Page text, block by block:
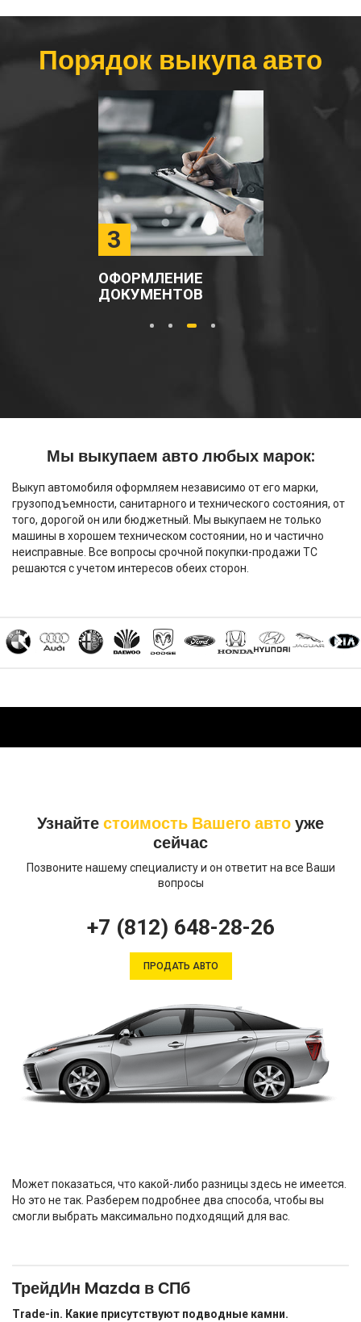
Порядок выкупа авто
3
ОФОРМЛЕНИЕ
ДОКУМЕНТОВ
1 2 3 4
Мы выкупаем авто любых марок:
Выкуп автомобиля оформляем независимо от его марки,
грузоподъемности, санитарного и технического состояния, от
того, дорогой он или бюджетный. Мы выкупаем не только
машины в хорошем техническом состоянии, но и частично
неисправные. Все вопросы срочной покупки-продажи ТС
решаются с учетом интересов обеих сторон.
Узнайтестоимость Вашего автоуже
сейчас
Позвоните нашему специалисту и он ответит на все Ваши
вопросы
+7 (812) 648-28-26
ПРОДАТЬ АВТО
Может показаться, что какой-либо разницы здесь не имеется.
Но это не так. Разберем подробнее два способа, чтобы вы
смогли выбрать максимально подходящий для вас.
ТрейдИн Mazda в СПб
Trade-in. Какие присутствуют подводные камни.